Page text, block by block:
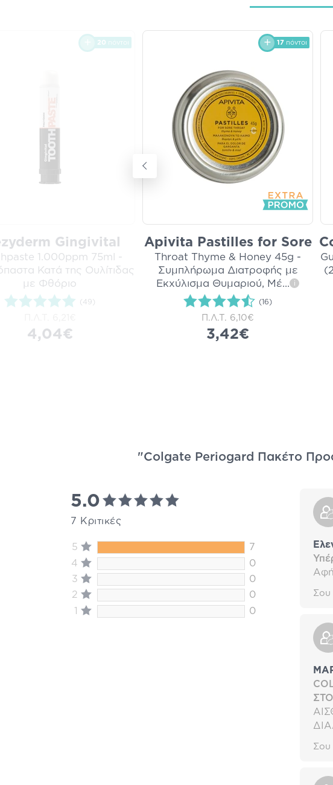
20 πόντοι
Gingivital
1.000ppm 75ml -
Κατά της Ουλίτιδας
με Φθόριο
(49)
4,04€
17 πόντοι
Apivita Pastilles for Sore
Throat Thyme & Honey 45g -
Συμπλήρωμα Διατροφής με
Εκχύλισμα Θυμαριού, Μέ... i
(16)
Π.Λ.Τ. 6,10€
3,42€
"Colgate Periogard Πακέτο
5.0
7 Κριτικές
5
7
4
0
3
0
2
0
1
0
Σου
Σου